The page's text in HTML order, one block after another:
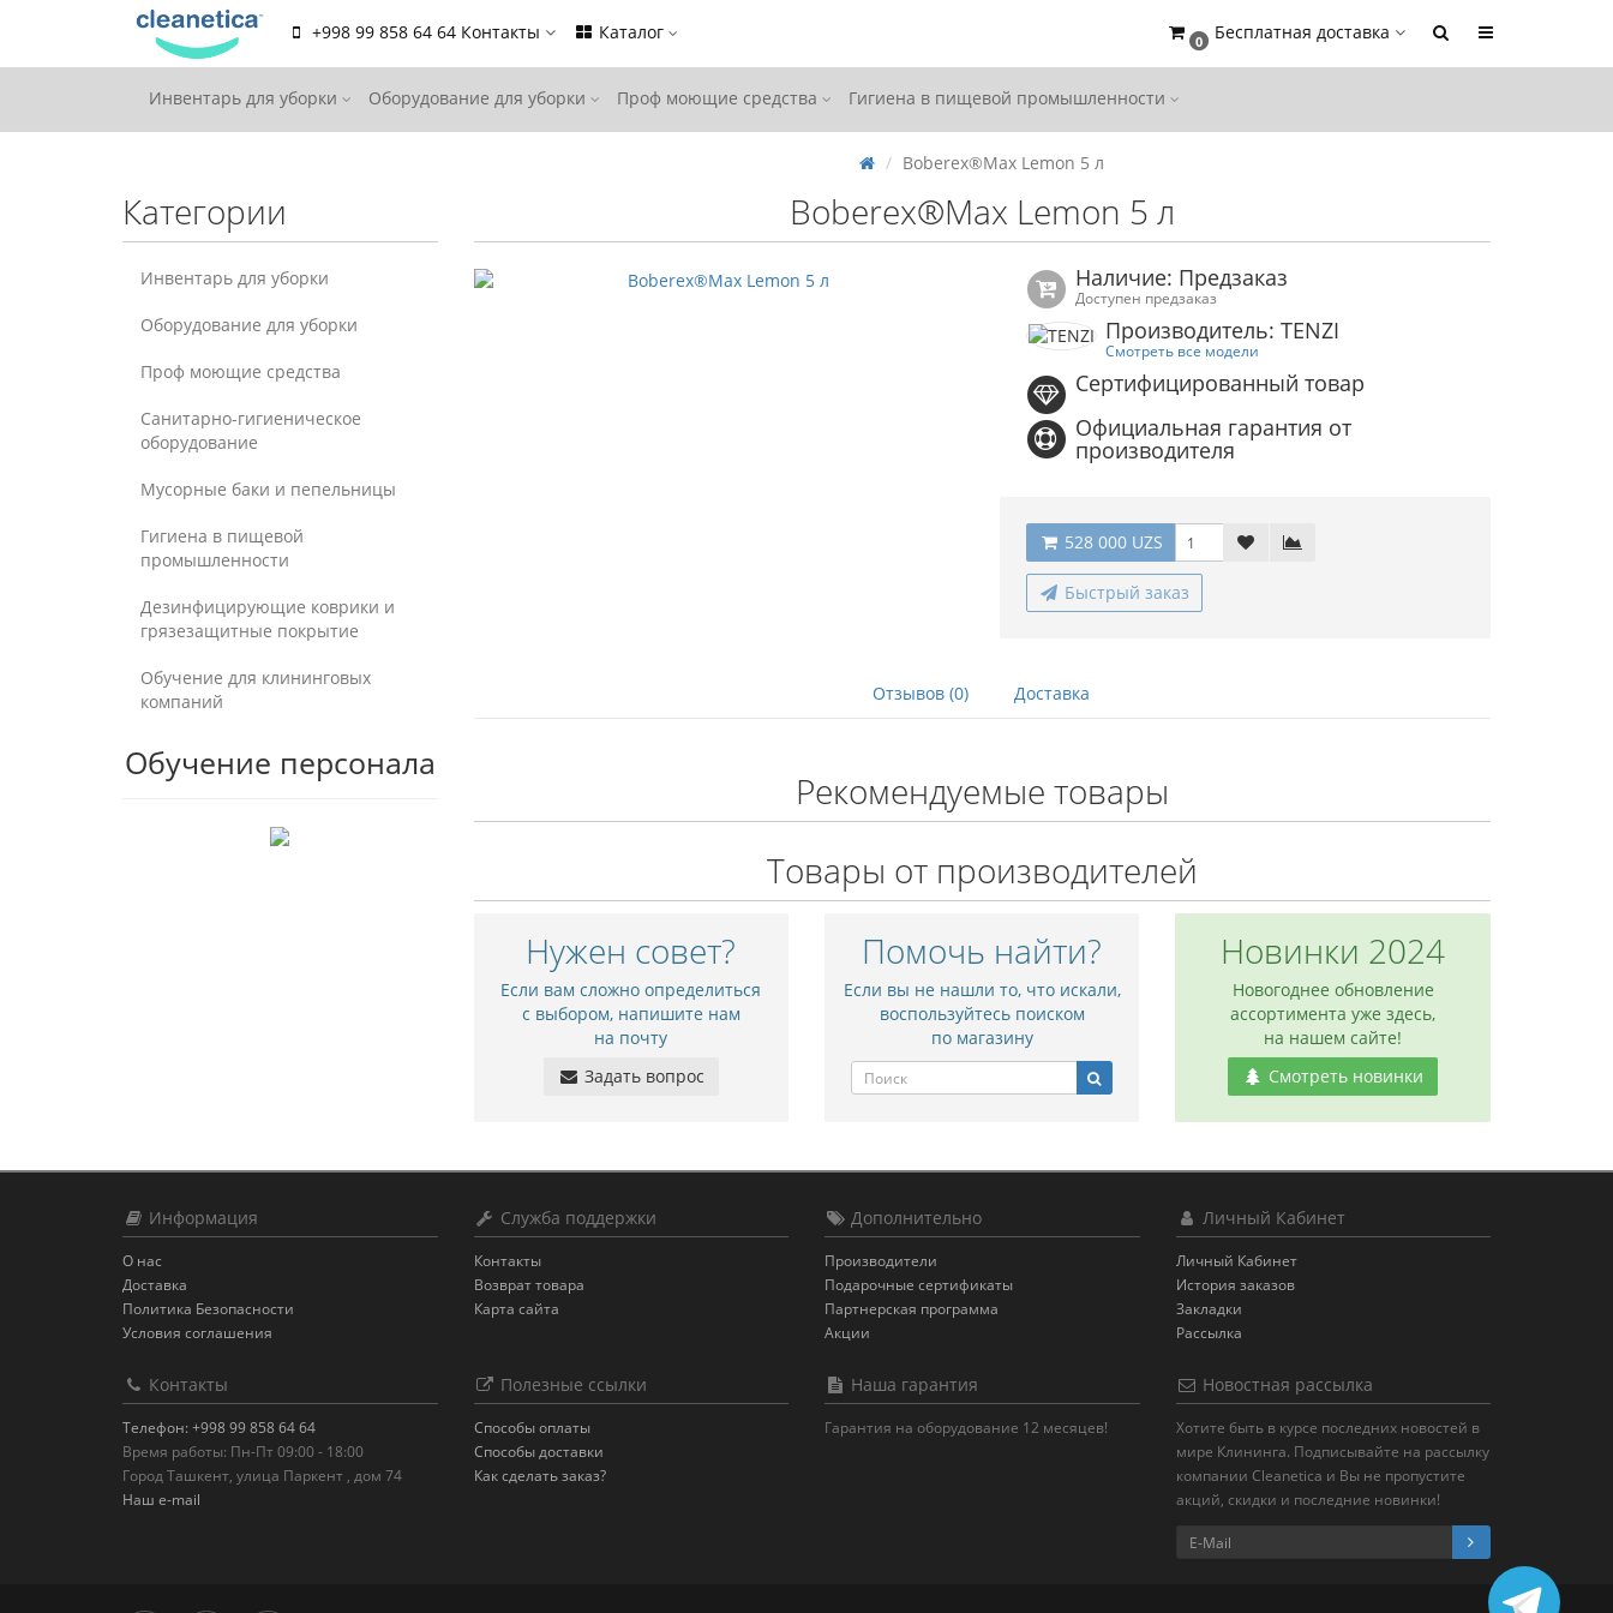
+998 99 858 64 64 Контакты Каталог 0 Бесплатная доставка
Инвентарь для уборки Оборудование для уборки Проф моющие средства Гигиена в пищевой промышленности
Категории
Инвентарь для уборки
Оборудование для уборки
Проф моющие средства
Санитарно-гигиеническое
оборудование
Мусорные баки и пепельницы
Гигиена в пищевой
промышленности
Дезинфицирующие коврики и
грязезащитные покрытие
Обучение для клининговых
компаний
Обучение персонала
Boberex®Max Lemon 5 л
Boberex®Max Lemon 5 л
Наличие: Предзаказ
Доступен предзаказ
Производитель: TENZI
Смотреть все модели
Сертифицированный товар
Официальная гарантия от
производителя
528 000 UZS
Быстрый заказ
Отзывов (0) Доставка
Рекомендуемые товары
Товары от производителей
Нужен совет?
Если вам сложно определиться
с выбором, напишите нам
на почту
Задать вопрос
Помочь найти?
Если вы не нашли то, что искали,
воспользуйтесь поиском
по магазину
Новинки 2024
Новогоднее обновление
ассортимента уже здесь,
на нашем сайте!
Смотреть новинки
Информация
О нас
Доставка
Политика Безопасности
Условия соглашения
Служба поддержки
Контакты
Возврат товара
Карта сайта
Дополнительно
Производители
Подарочные сертификаты
Партнерская программа
Акции
Личный Кабинет
Личный Кабинет
История заказов
Закладки
Рассылка
Контакты
Телефон: +998 99 858 64 64
Время работы: Пн-Пт 09:00 - 18:00
Город Ташкент, улица Паркент , дом 74
Наш e-mail
Полезные ссылки
Способы оплаты
Способы доставки
Как сделать заказ?
Наша гарантия
Гарантия на оборудование 12 месяцев!
Новостная рассылка
Хотите быть в курсе последних новостей в
мире Клининга. Подписывайте на рассылку
компании Cleanetica и Вы не пропустите
акций, скидки и последние новинки!